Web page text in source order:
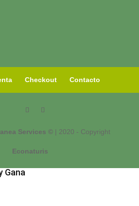
Checkout Contacto
Services © | 2020 - Copyright
Econaturis
Gana